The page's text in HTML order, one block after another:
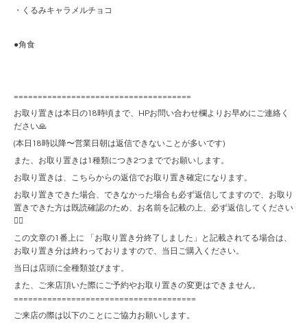
・くるみキャラメルチョコ
●角食
=====================================
お取り置きは本日の18時頃まで、HPお問い合わせ欄よりお早めにご連絡く
ださい🙏
(本日18時以降〜営業日朝は返信できないことが多いです)
また、お取り置きは1種類につき2つまででお願いします。
お取り置きは、こちらからの返信でお取り置き確定になります。
お取り置きできた場合、できなかった場合も必ず返信してますので、お取り
置きできた方は既読確認のため、お名前を記載の上、必ず返信してください
🙇‍♀️
この文章の1番上に 「お取り置き分終了しました」と記載されてる場合は、
お取り置き分は終わっておりますので、当日ご購入ください。
当日は店頭に全種類並びます。
また、ご来店頂いた際にご予約やお取り置きの変更はできません。
======================================
ご来店の際は以下のことにご協力お願いします。